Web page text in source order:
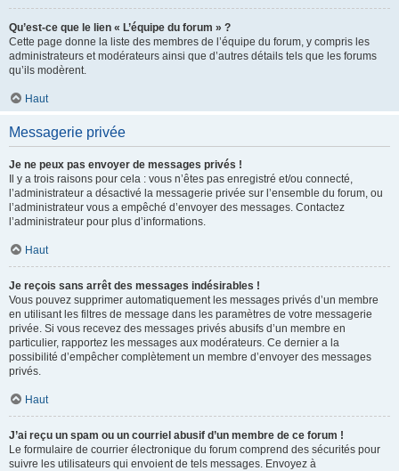
Qu’est-ce que le lien « L’équipe du forum » ?
Cette page donne la liste des membres de l’équipe du forum, y compris les
administrateurs et modérateurs ainsi que d’autres détails tels que les forums
qu’ils modèrent.
Haut
Messagerie privée
Je ne peux pas envoyer de messages privés !
Il y a trois raisons pour cela : vous n’êtes pas enregistré et/ou connecté,
l’administrateur a désactivé la messagerie privée sur l’ensemble du forum, ou
l’administrateur vous a empêché d’envoyer des messages. Contactez
l’administrateur pour plus d’informations.
Haut
Je reçois sans arrêt des messages indésirables !
Vous pouvez supprimer automatiquement les messages privés d’un membre
en utilisant les filtres de message dans les paramètres de votre messagerie
privée. Si vous recevez des messages privés abusifs d’un membre en
particulier, rapportez les messages aux modérateurs. Ce dernier a la
possibilité d’empêcher complètement un membre d’envoyer des messages
privés.
Haut
J’ai reçu un spam ou un courriel abusif d’un membre de ce forum !
Le formulaire de courrier électronique du forum comprend des sécurités pour
suivre les utilisateurs qui envoient de tels messages. Envoyez à